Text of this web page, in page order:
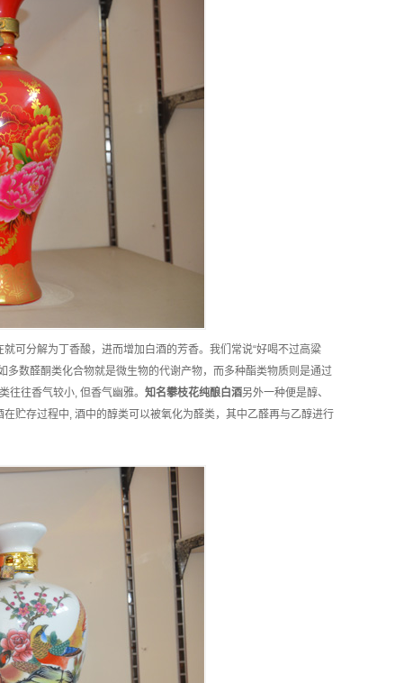
可分解为丁香酸，进而增加白酒的芳香。我们常说“好喝不过高粱
多数醛酮类化合物就是微生物的代谢产物，而多种酯类物质则是通过
往香气较小, 但香气幽雅。 知名攀枝花纯酿白酒另外一种便是醇、
贮存过程中, 酒中的醇类可以被氧化为醛类，其中乙醛再与乙醇进行